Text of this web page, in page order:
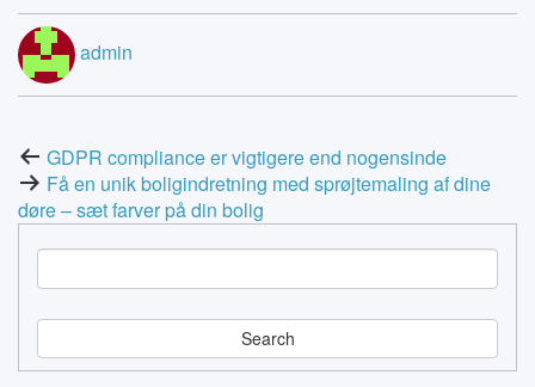
admin
Post
navigation
GDPR compliance er vigtigere end nogensinde
Få en unik boligindretning med sprøjtemaling af dine
døre – sæt farver på din bolig
e
a
r
c